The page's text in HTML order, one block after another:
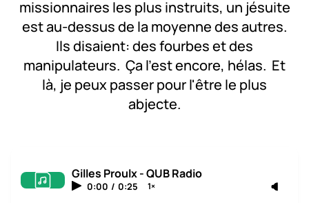
missionnaires les plus instruits, un jésuite
est au-dessus de la moyenne des autres.
Ils disaient: des fourbes et des
manipulateurs. Ça l'est encore, hélas. Et
là, je peux passer pour l'être le plus
abjecte.
Gilles Proulx - QUB Radio
0:00 / 0:25 1×